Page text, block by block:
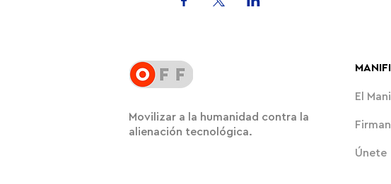
Movilizar a la humanidad contra la
alienación tecnológica.
El
Únete